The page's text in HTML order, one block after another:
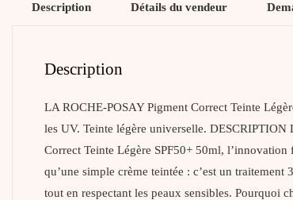
Description Détails du vendeur
Description
LA ROCHE-POSAY Pigment Correct Teinte
les UV. Teinte légère universelle.
Correct Teinte Légère SPF50+ 50ml,
qu’une simple crème teintée : c’est un
tout en respectant les peaux sensibles. Pourquoi